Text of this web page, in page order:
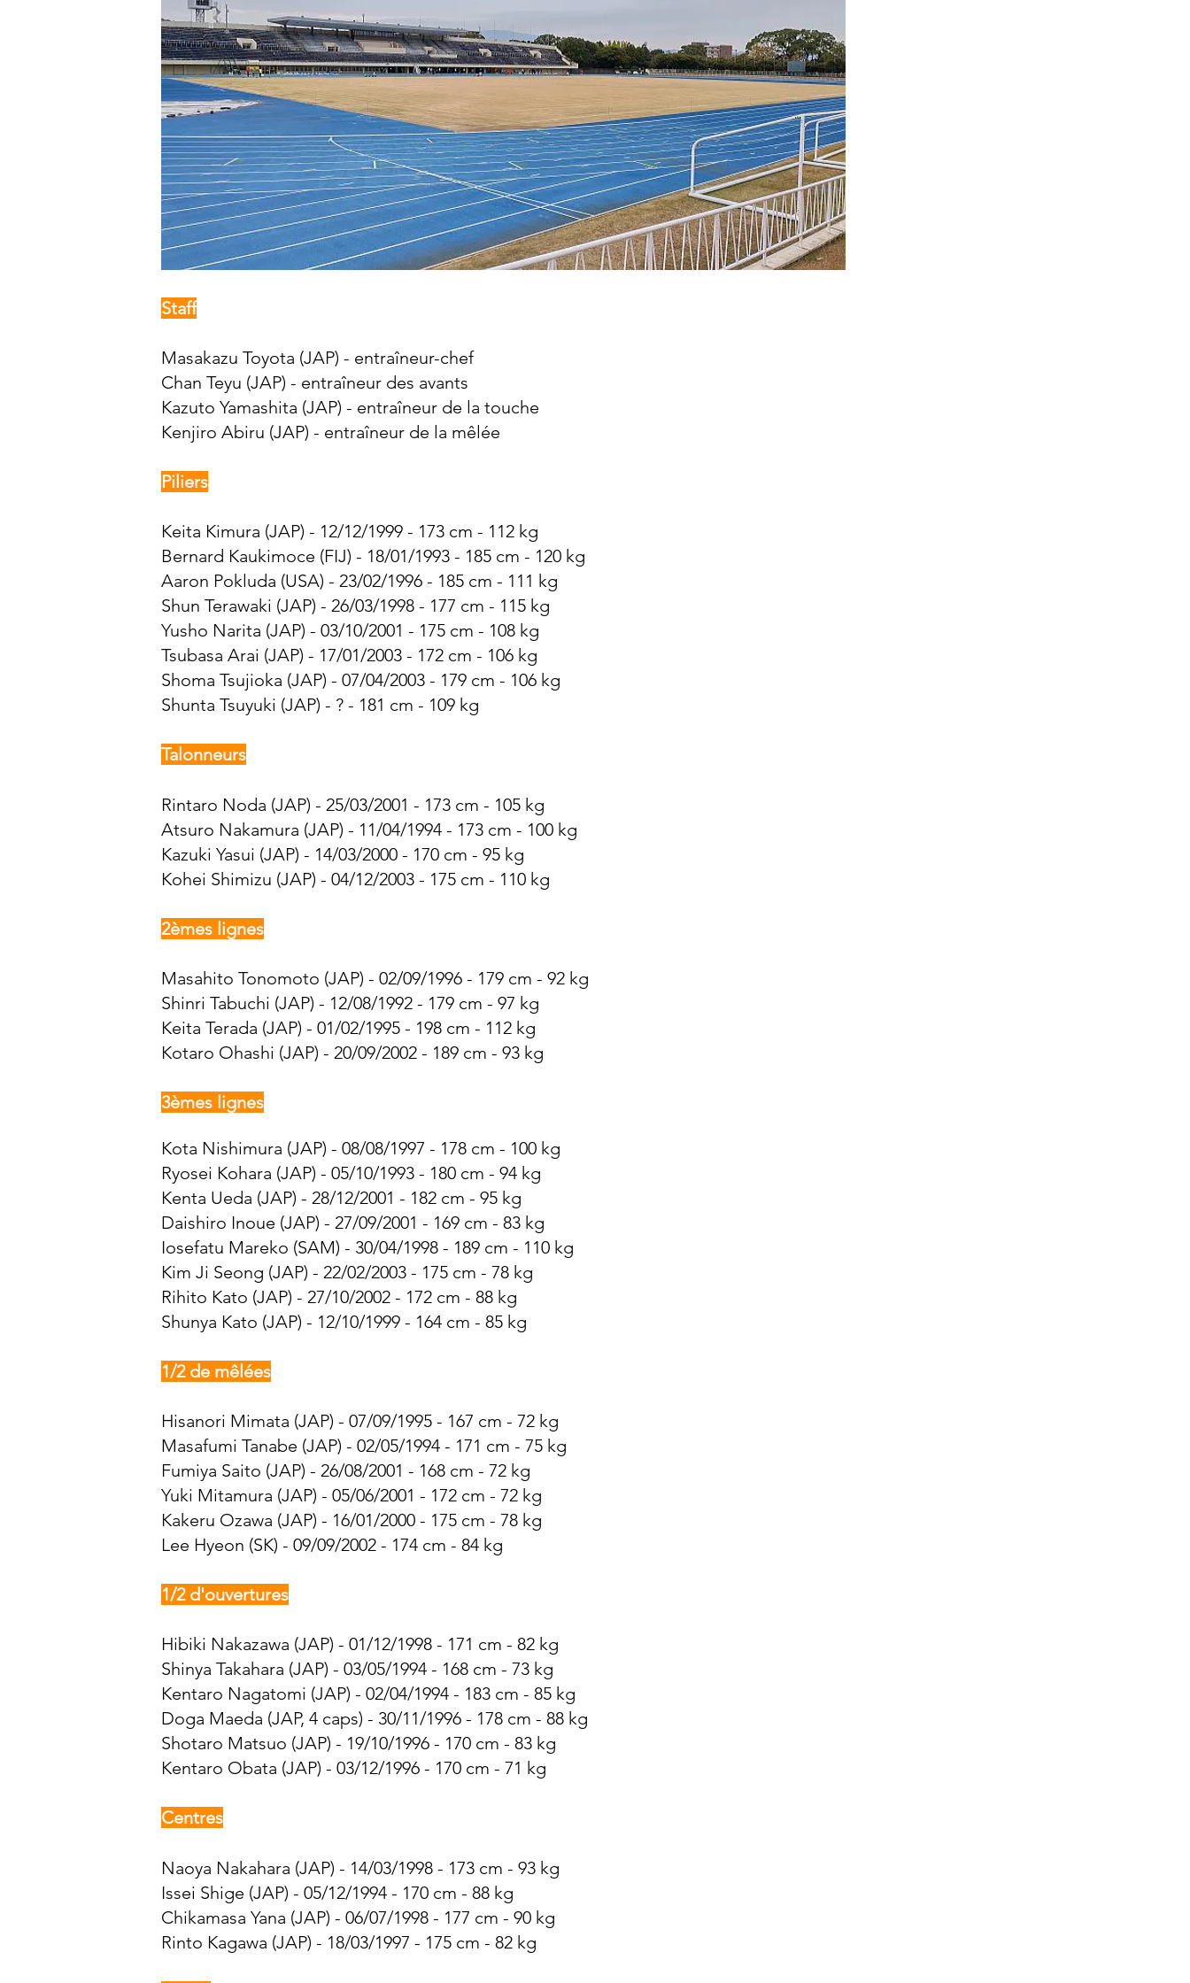
Staff
Masakazu Toyota (JAP) - entraîneur-chef
Chan Teyu (JAP) - entraîneur des avants
Kazuto Yamashita (JAP) - entraîneur de la touche
Kenjiro Abiru (JAP) - entraîneur de la mêlée
Piliers
Keita Kimura (JAP) - 12/12/1999 - 173 cm - 112 kg
Bernard Kaukimoce (FIJ) - 18/01/1993 - 185 cm - 120 kg
Aaron Pokluda (USA) - 23/02/1996 - 185 cm - 111 kg
Shun Terawaki (JAP) - 26/03/1998 - 177 cm - 115 kg
Yusho Narita (JAP) - 03/10/2001 - 175 cm - 108 kg
Tsubasa Arai (JAP) - 17/01/2003 - 172 cm - 106 kg
Shoma Tsujioka (JAP) - 07/04/2003 - 179 cm - 106 kg
Shunta Tsuyuki (JAP) - ? - 181 cm - 109 kg
Talonneurs
Rintaro Noda (JAP) - 25/03/2001 - 173 cm - 105 kg
Atsuro Nakamura (JAP) - 11/04/1994 - 173 cm - 100 kg
Kazuki Yasui (JAP) - 14/03/2000 - 170 cm - 95 kg
Kohei Shimizu (JAP) - 04/12/2003 - 175 cm - 110 kg
2èmes lignes
Masahito Tonomoto (JAP) - 02/09/1996 - 179 cm - 92 kg
Shinri Tabuchi (JAP) - 12/08/1992 - 179 cm - 97 kg
Keita Terada (JAP) - 01/02/1995 - 198 cm - 112 kg
Kotaro Ohashi (JAP) - 20/09/2002 - 189 cm - 93 kg
3èmes lignes
Kota Nishimura (JAP) - 08/08/1997 - 178 cm - 100 kg
Ryosei Kohara (JAP) - 05/10/1993 - 180 cm - 94 kg
Kenta Ueda (JAP) - 28/12/2001 - 182 cm - 95 kg
Daishiro Inoue (JAP) - 27/09/2001 - 169 cm - 83 kg
Iosefatu Mareko (SAM) - 30/04/1998 - 189 cm - 110 kg
Kim Ji Seong (JAP) - 22/02/2003 - 175 cm - 78 kg
Rihito Kato (JAP) - 27/10/2002 - 172 cm - 88 kg
Shunya Kato (JAP) - 12/10/1999 - 164 cm - 85 kg
1/2 de mêlées
Hisanori Mimata (JAP) - 07/09/1995 - 167 cm - 72 kg
Masafumi Tanabe (JAP) - 02/05/1994 - 171 cm - 75 kg
Fumiya Saito (JAP) - 26/08/2001 - 168 cm - 72 kg
Yuki Mitamura (JAP) - 05/06/2001 - 172 cm - 72 kg
Kakeru Ozawa (JAP) - 16/01/2000 - 175 cm - 78 kg
Lee Hyeon (SK) - 09/09/2002 - 174 cm - 84 kg
1/2 d'ouvertures
Hibiki Nakazawa (JAP) - 01/12/1998 - 171 cm - 82 kg
Shinya Takahara (JAP) - 03/05/1994 - 168 cm - 73 kg
Kentaro Nagatomi (JAP) - 02/04/1994 - 183 cm - 85 kg
Doga Maeda (JAP, 4 caps) - 30/11/1996 - 178 cm - 88 kg
Shotaro Matsuo (JAP) - 19/10/1996 - 170 cm - 83 kg
Kentaro Obata (JAP) - 03/12/1996 - 170 cm - 71 kg
Centres
Naoya Nakahara (JAP) - 14/03/1998 - 173 cm - 93 kg
Issei Shige (JAP) - 05/12/1994 - 170 cm - 88 kg
Chikamasa Yana (JAP) - 06/07/1998 - 177 cm - 90 kg
Rinto Kagawa (JAP) - 18/03/1997 - 175 cm - 82 kg